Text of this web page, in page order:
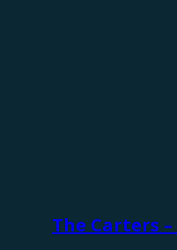
The Carters